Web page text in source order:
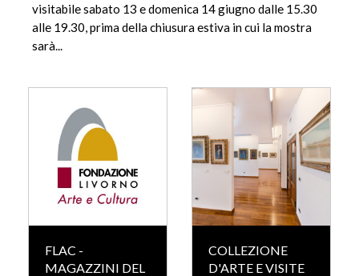
visitabile sabato 13 e domenica 14 giugno dalle 15.30
alle 19.30, prima della chiusura estiva in cui la mostra
sarà...
FLAC -
MAGAZZINI DEL
COLLEZIONE
D'ARTE E VISITE